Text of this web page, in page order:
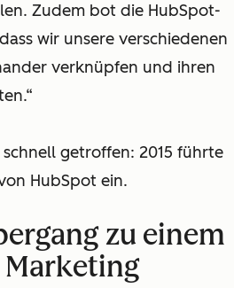
Zudem bot die HubSpot-
wir unsere verschiedenen
verknüpfen und ihren
getroffen: 2015 führte
HubSpot ein.
zu einem